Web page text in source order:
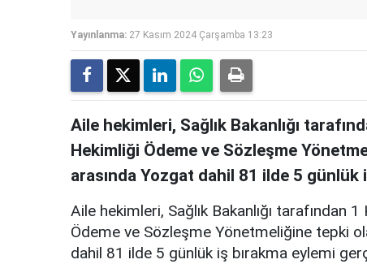
Yayınlanma: 27 Kasım 2024 Çarşamba 13:23
Aile hekimleri, Sağlık Bakanlığı
Hekimliği Ödeme ve Sözleşme
arasında Yozgat dahil 81 ilde 5
Aile hekimleri, Sağlık Bakanlığı tarafından
Ödeme ve Sözleşme Yönetmeliğine tepki
dahil 81 ilde 5 günlük iş bırakma eylemi